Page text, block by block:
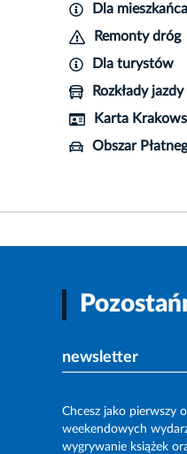
Dla mieszkańca
Remonty dróg
Dla turystów
Rozkłady jazdy
Karta
Obszar
newsletter
Chcesz jako pierwszy
weekendowych
wygrywanie książek